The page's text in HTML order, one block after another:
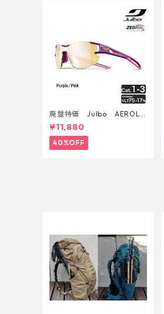
廃盤特価 Julbo AEROLIT
E AsianFit
¥11,880
40%OFF